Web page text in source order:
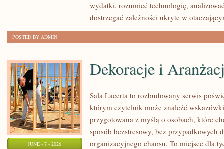
wydatki, rozumieć technologię,
dostrzegać zależności ukryte w
POSTED BY ADMIN
JUNE - 7 - 2026
Dekoracje i
Sala Lacerta to rozbudowany serwis
którym czytelnik może znaleźć
przygotowana z myślą o osobach, które
sposób bezstresowy, bez przypadkowych
organizacyjnego chaosu. To miejsce dla